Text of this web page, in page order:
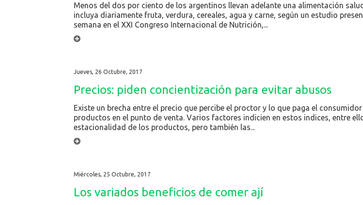
Menos del dos por ciento de los argentinos llevan adelante una alimentación
incluya diariamente fruta, verdura, cereales, agua y carne, según un estudio
semana en el XXI Congreso Internacional de Nutrición,...
Jueves, 26 Octubre, 2017
Precios: piden concientización para evitar abusos
Existe un brecha entre el precio que percibe el proctor y lo que paga el
productos en el punto de venta. Varios factores indicien en estos indices, entre
estacionalidad de los productos, pero también las...
Miércoles, 25 Octubre, 2017
Los variados beneficios de comer ají